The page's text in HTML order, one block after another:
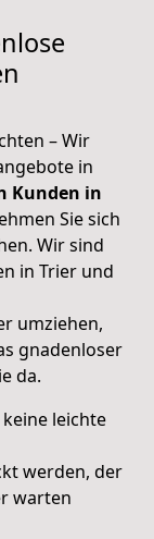
– Wir
in
Kunden in
Sie sich
Wir sind
in Trier und
umziehen,
gnadenloser
da.
leichte
werden, der
warten